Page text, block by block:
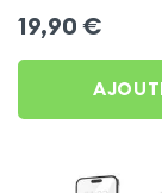
19,90 €